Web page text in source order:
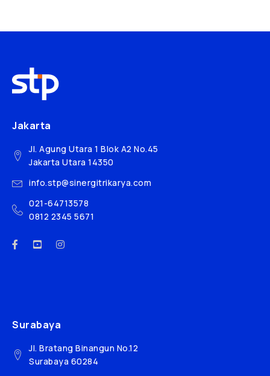
Jakarta
Jl. Agung Utara 1 Blok A2 No.45
Jakarta Utara 14350
info.stp@sinergitrikarya.com
021-64713578
0812 2345 5671
Surabaya
Jl. Bratang Binangun No.12
Surabaya 60284